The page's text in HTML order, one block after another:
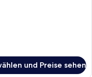
und Preise sehen